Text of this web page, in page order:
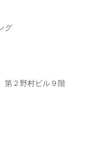
グ
第２野村ビル９階